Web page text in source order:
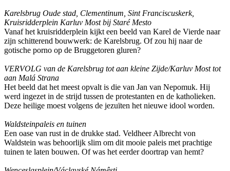
Karelsbrug Oude stad, Clementinum, Sint Franciscuskerk,
Kruisridderplein Karluv Most bij Staré Mesto
Vanaf het kruisridderplein kijkt een beeld van Karel de Vierde naar
zijn schitterend bouwwerk: de Karelsbrug. Of zou hij naar de
gotische porno op de Bruggetoren gluren?
VERVOLG van de Karelsbrug tot aan kleine Zijde/Karluv Most tot
aan Malá Strana
Het beeld dat het meest opvalt is die van Jan van Nepomuk. Hij
werd ingezet in de strijd tussen de protestanten en de katholieken.
Deze heilige moest volgens de jezuïten het nieuwe idool worden.
Waldsteinpaleis en tuinen
Een oase van rust in de drukke stad. Veldheer Albrecht von
Waldstein was behoorlijk slim om dit mooie paleis met prachtige
tuinen te laten bouwen. Of was het eerder doortrap van hemt?